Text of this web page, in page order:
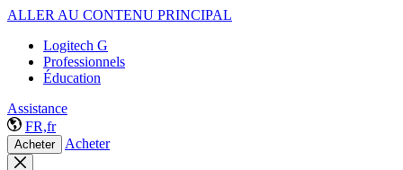
ALLER AU CONTENU PRINCIPAL
Logitech G
Professionnels
Éducation
Assistance
FR,fr
Acheter Acheter